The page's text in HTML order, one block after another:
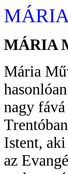
MÁRIA
Mária
nagy
Istent,
az